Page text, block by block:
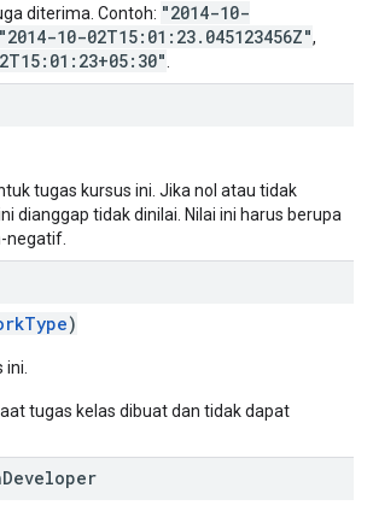
diterima. Contoh: "2014-10-
"2014-10-02T15:01:23.045123456Z",
tugas kursus ini. Jika nol atau tidak
dianggap tidak dinilai. Nilai ini harus berupa
negatif.
)
tugas kelas dibuat dan tidak dapat
Developer